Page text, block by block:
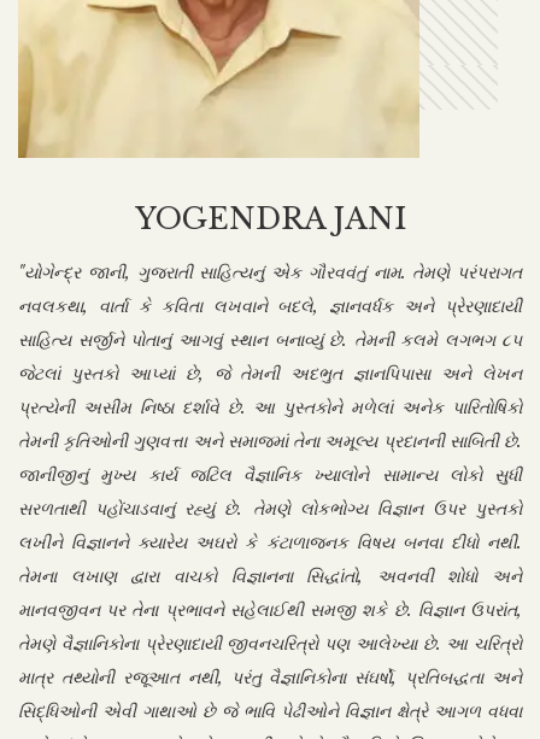
YOGENDRA JANI
"યોગેન્દ્ર જાની, ગુજરાતી સાહિત્યનું એક ગૌરવવંતું નામ. તેમણે પરંપરાગત
નવલકથા, વાર્તા કે કવિતા લખવાને બદલે, જ્ઞાનવર્ધક અને પ્રેરણાદાયી
સાહિત્ય સર્જીને પોતાનું આગવું સ્થાન બનાવ્યું છે. તેમની કલમે લગભગ ૮૫
જેટલાં પુસ્તકો આપ્યાં છે, જે તેમની અદભુત જ્ઞાનપિપાસા અને લેખન
પ્રત્યેની અસીમ નિષ્ઠા દર્શાવે છે. આ પુસ્તકોને મળેલાં અનેક પારિતોષિકો
તેમની કૃતિઓની ગુણવત્તા અને સમાજમાં તેના અમૂલ્ય પ્રદાનની સાબિતી છે.
જાનીજીનું મુખ્ય કાર્ય જટિલ વૈજ્ઞાનિક ખ્યાલોને સામાન્ય લોકો સુધી
સરળતાથી પહોંચાડવાનું રહ્યું છે. તેમણે લોકભોગ્ય વિજ્ઞાન ઉપર પુસ્તકો
લખીને વિજ્ઞાનને ક્યારેય અઘરો કે કંટાળાજનક વિષય બનવા દીધો નથી.
તેમના લખાણ દ્વારા વાચકો વિજ્ઞાનના સિદ્ધાંતો, અવનવી શોધો અને
માનવજીવન પર તેના પ્રભાવને સહેલાઈથી સમજી શકે છે. વિજ્ઞાન ઉપરાંત,
તેમણે વૈજ્ઞાનિકોના પ્રેરણાદાયી જીવનચરિત્રો પણ આલેખ્યા છે. આ ચરિત્રો
માત્ર તથ્યોની રજૂઆત નથી, પરંતુ વૈજ્ઞાનિકોના સંઘર્ષો, પ્રતિબદ્ધતા અને
સિદ્ધિઓની એવી ગાથાઓ છે જે ભાવિ પેઢીઓને વિજ્ઞાન ક્ષેત્રે આગળ વધવા